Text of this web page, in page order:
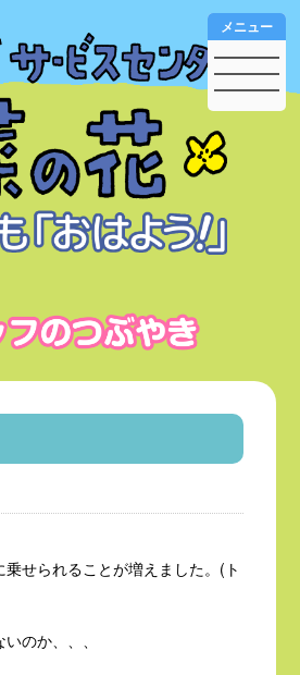
メニュー
せられることが増えました。(ト
のか、、、